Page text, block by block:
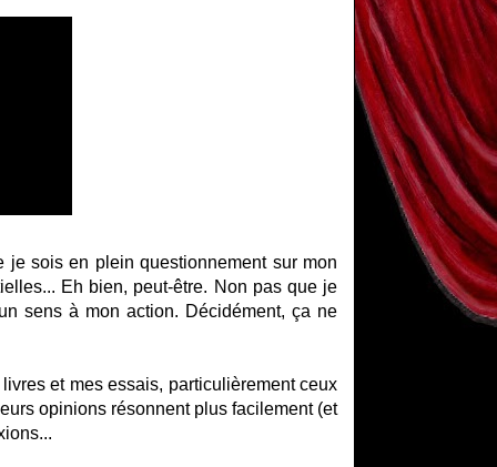
sois en plein questionnement sur mon
Eh bien, peut-être. Non pas que je
sens à mon action. Décidément, ça ne
et mes essais, particulièrement ceux
opinions résonnent plus facilement (et